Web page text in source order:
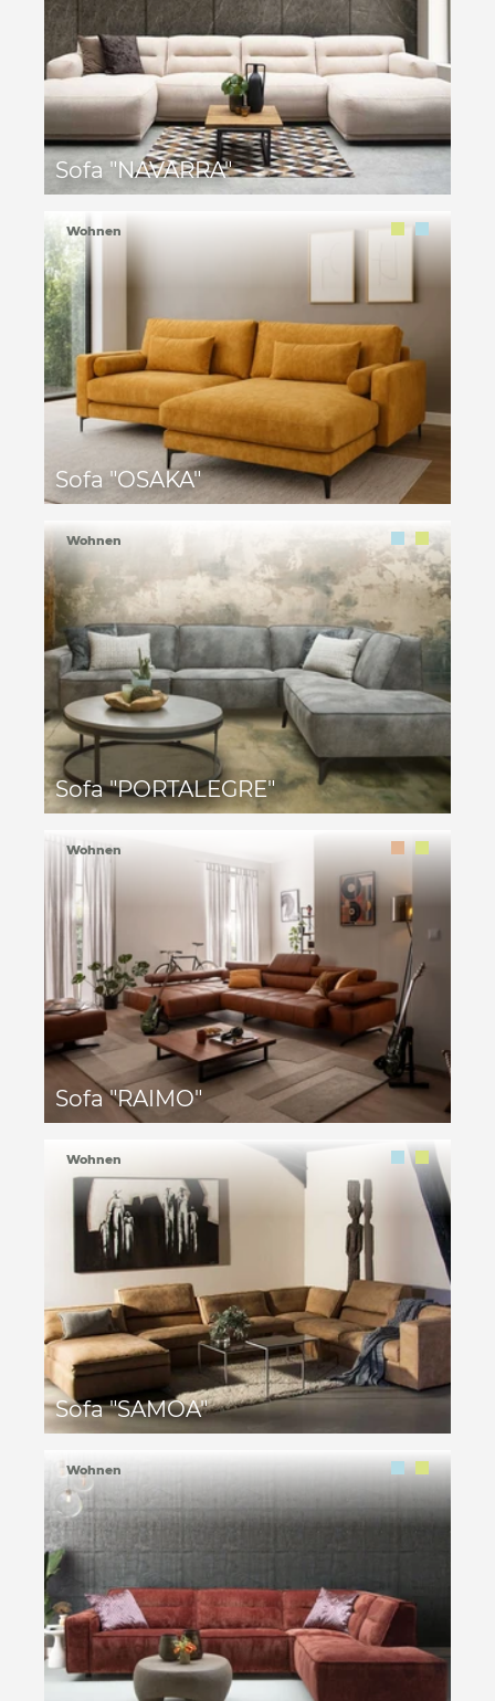
Sofa "NAVARRA"
Sofa "OSAKA"
Wohnen
Sofa "PORTALEGRE"
Wohnen
Sofa "RAIMO"
Wohnen
Sofa "SAMOA"
Wohnen
Wohnen